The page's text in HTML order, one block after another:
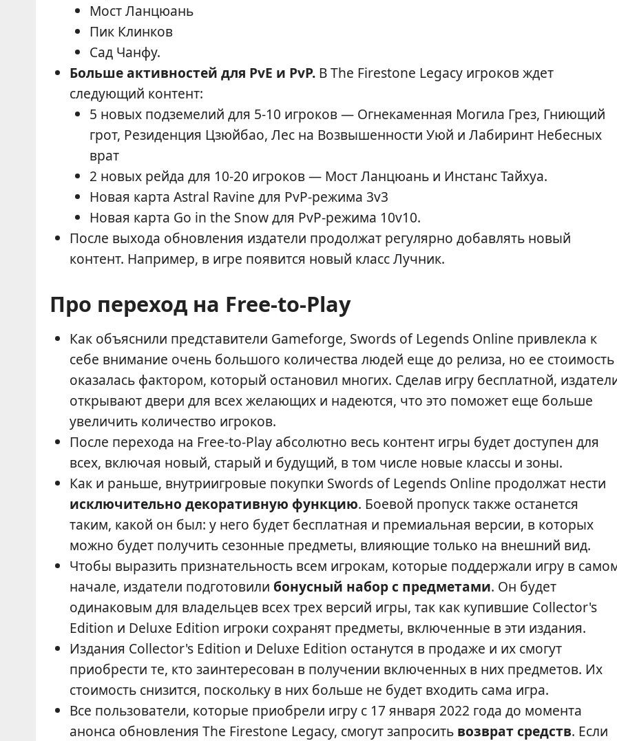
Мост Ланцюань
Пик Клинков
Сад Чанфу.
Больше активностей для PvE и PvP.В The Firestone Legacy игроков ждет
следующий контент:
5 новых подземелий для 5-10 игроков — Огнекаменная Могила Грез, Гниющий
грот, Резиденция Цзюйбао, Лес на Возвышенности Уюй и Лабиринт Небесных
врат
2 новых рейда для 10-20 игроков — Мост Ланцюань и Инстанс Тайхуа.
Новая карта Astral Ravine для PvP-режима 3v3
Новая карта Go in the Snow для PvP-режима 10v10.
После выхода обновления издатели продолжат регулярно добавлять новый
контент. Например, в игре появится новый класс Лучник.
Про переход на Free-to-Play
Как объяснили представители Gameforge, Swords of Legends Online привлекла к
себе внимание очень большого количества людей еще до релиза, но ее стоимость
оказалась фактором, который остановил многих. Сделав игру бесплатной,
открывают двери для всех желающих и надеются, что это поможет еще больше
увеличить количество игроков.
После перехода на Free-to-Play абсолютно весь контент игры будет доступен для
всех, включая новый, старый и будущий, в том числе новые классы и зоны.
Как и раньше, внутриигровые покупки Swords of Legends Online продолжат нести
исключительно декоративную функцию. Боевой пропуск также останется
таким, какой он был: у него будет бесплатная и премиальная версии, в которых
можно будет получить сезонные предметы, влияющие только на внешний вид.
Чтобы выразить признательность всем игрокам, которые поддержали игру в
начале, издатели подготовили бонусный набор с предметами. Он будет
одинаковым для владельцев всех трех версий игры, так как купившие Collector's
Edition и Deluxe Edition игроки сохранят предметы, включенные в эти издания.
Издания Collector's Edition и Deluxe Edition останутся в продаже и их смогут
приобрести те, кто заинтересован в получении включенных в них предметов. Их
стоимость снизится, поскольку в них больше не будет входить сама игра.
Все пользователи, которые приобрели игру с 17 января 2022 года до момента
анонса обновления The Firestone Legacy, смогут запросить возврат средств. Если